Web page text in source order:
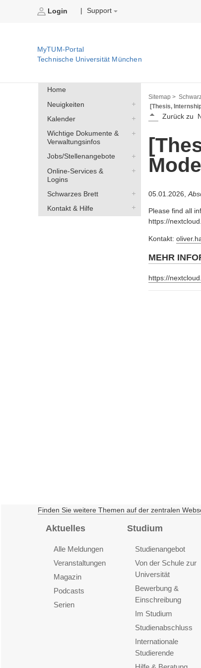
Login Support
MyTUM-Portal
Technische Universität München
Home
Neuigkeiten
Kalender
Wichtige Dokumente &
Verwaltungsinfos
Jobs/Stellenangebote
Online-Services &
Logins
Schwarzes Brett
Kontakt & Hilfe
Sitemap >
[Thesis,
Zurück zu
05.01.2026,
Please find all
https://
Kontakt:
MEHR
https://
Finden Sie weitere Themen auf der zentralen
Aktuelles
Alle Meldungen
Veranstaltungen
Magazin
Podcasts
Serien
Studium
Studienangebot
Von der Schule zur
Universität
Bewerbung &
Einschreibung
Im Studium
Studienabschluss
Internationale
Studierende